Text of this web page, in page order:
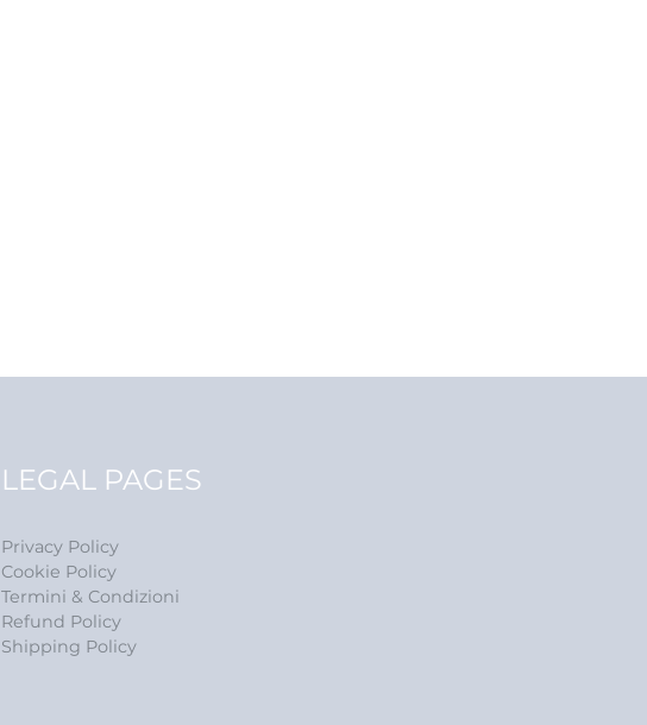
LEGAL PAGES
Privacy Policy
Cookie Policy
Termini & Condizioni
Refund Policy
Shipping Policy